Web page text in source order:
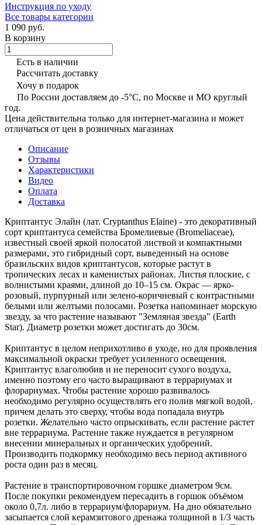
Инструкция по уходу
Все товары категории
1 090 руб.
В корзину
Есть в наличии
Рассчитать доставку
Хочу в подарок
По России доставляем до -5°C, по Москве и МО круглый
год.
Цена действительна только для интернет-магазина и может
отличаться от цен в розничных магазинах
Описание
Отзывы
Характеристики
Видео
Оплата
Доставка
Криптантус Элайн (лат. Cryptanthus Elaine) - это декоративный
сорт криптантуса семейства Бромелиевые (Bromeliaceae),
известный своей яркой полосатой листвой и компактными
размерами, это гибридный сорт, выведенный на основе
бразильских видов криптантусов, которые растут в
тропических лесах и каменистых районах. Листья плоские, с
волнистыми краями, длиной до 10–15 см. Окрас — ярко-
розовый, пурпурный или зелено-коричневый с контрастными
белыми или желтыми полосами. Розетка напоминает морскую
звезду, за что растение называют "Земляная звезда" (Earth
Star). Диаметр розетки может достигать до 30см.
Криптантус в целом неприхотливо в уходе, но для проявления
максимальной окраски требует усиленного освещения.
Криптантус влаголюбив и не переносит сухого воздуха,
именно поэтому его часто выращивают в террариумах и
флорариумах. Чтобы растение хорошо развивалось
необходимо регулярно осуществлять его полив мягкой водой,
причем делать это сверху, чтобы вода попадала внутрь
розетки. Желательно часто опрыскивать, если растение растет
вне террариума. Растение также нуждается в регулярном
внесении минеральных и органических удобрений.
Производить подкормку необходимо весь период активного
роста один раз в месяц.
Растение в транспортировочном горшке диаметром 9см.
После покупки рекомендуем пересадить в горшок объёмом
около 0,7л. либо в террариум/флорариум. На дно обязательно
засыпается слой керамзитового дренажа толщиной в 1/3 часть